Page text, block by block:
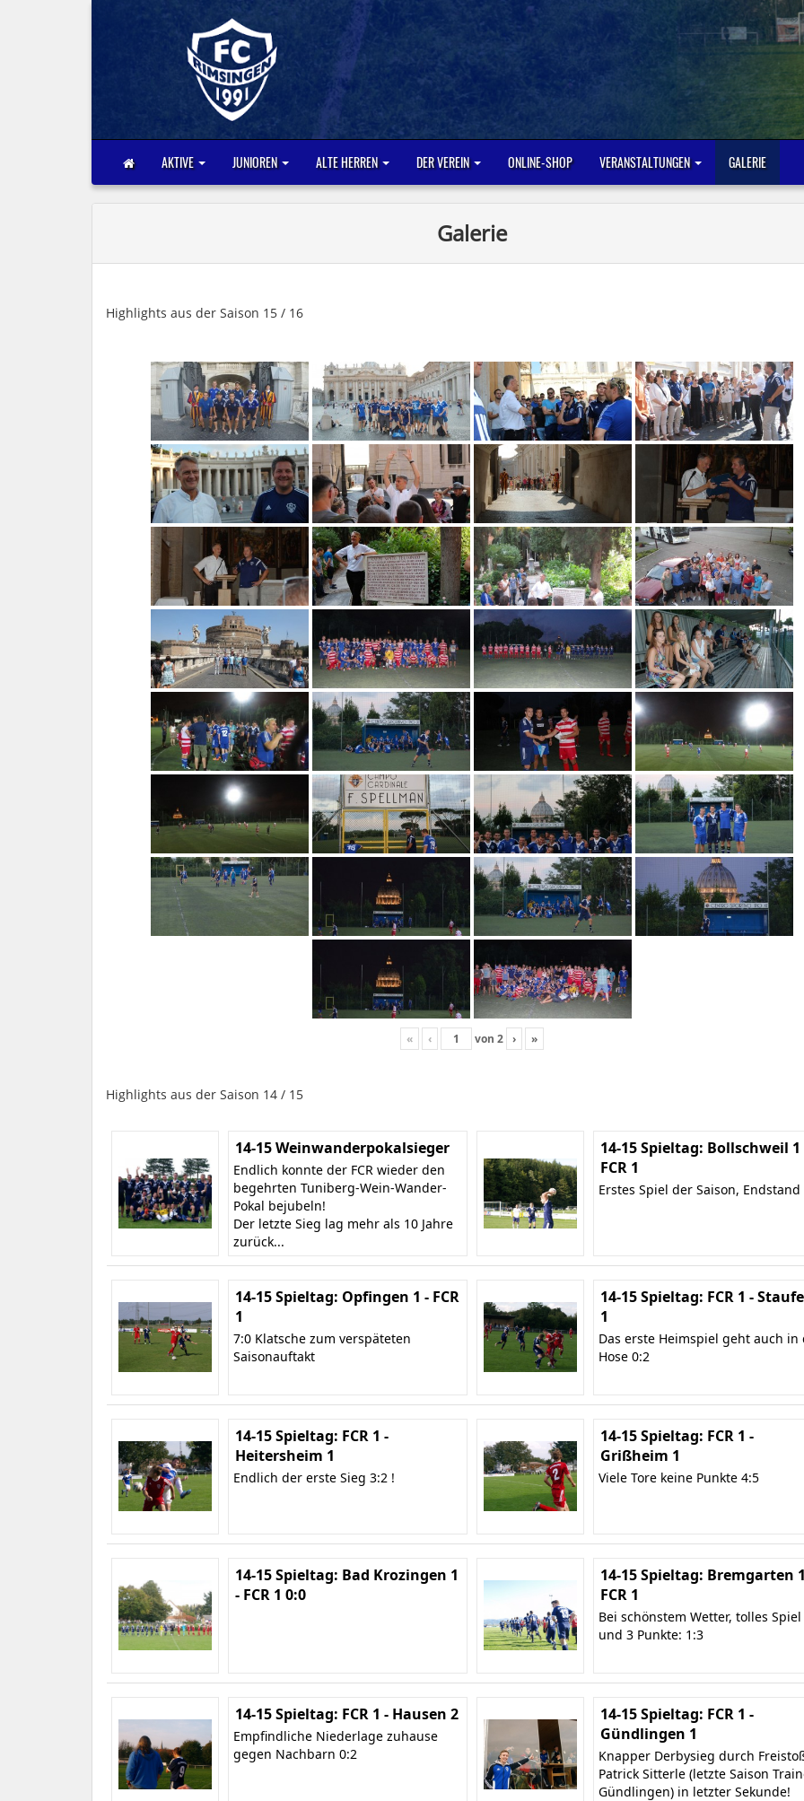
AKTIVE JUNIOREN ALTE HERREN DER VEREIN ONLINE-SHOP VERANSTALTUNGEN GALERIE
Galerie
Highlights aus der Saison 15 / 16
« ‹ von 2 › »
Highlights aus der Saison 14 / 15
14-15 Weinwanderpokalsieger
Endlich konnte der FCR wieder den
begehrten Tuniberg-Wein-Wander-
Pokal bejubeln!
Der letzte Sieg lag mehr als 10 Jahre
zurück...
14-15 Spieltag: Bollschweil 1
FCR 1
Erstes Spiel der Saison, Endstand
14-15 Spieltag: Opfingen 1 - FCR
1
7:0 Klatsche zum verspäteten
Saisonauftakt
14-15 Spieltag: FCR 1 -
1
Das erste Heimspiel geht auch in
Hose 0:2
14-15 Spieltag: FCR 1 -
Heitersheim 1
Endlich der erste Sieg 3:2 !
14-15 Spieltag: FCR 1 -
Grißheim 1
Viele Tore keine Punkte 4:5
14-15 Spieltag: Bad Krozingen 1
- FCR 1 0:0
14-15 Spieltag: Bremgarten
FCR 1
Bei schönstem Wetter, tolles Spiel
und 3 Punkte: 1:3
14-15 Spieltag: FCR 1 - Hausen 2
Empfindliche Niederlage zuhause
gegen Nachbarn 0:2
14-15 Spieltag: FCR 1 -
Gündlingen 1
Knapper Derbysieg durch
Patrick Sitterle (letzte Saison
Gündlingen) in letzter Sekunde!